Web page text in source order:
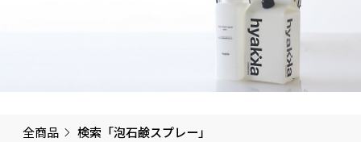
全商品 検索「泡石鹸スプレー」